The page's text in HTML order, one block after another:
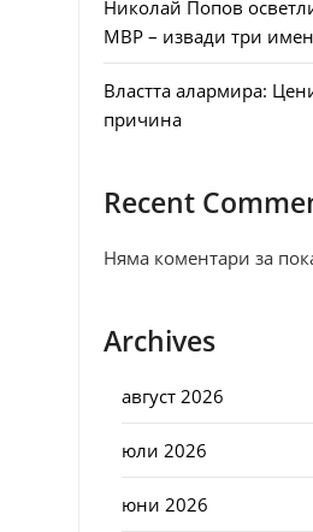
Николай Попов
МВР – извади три
Властта алармира:
причина
Recent
Няма коментари за
Archives
август 2026
юли 2026
юни 2026